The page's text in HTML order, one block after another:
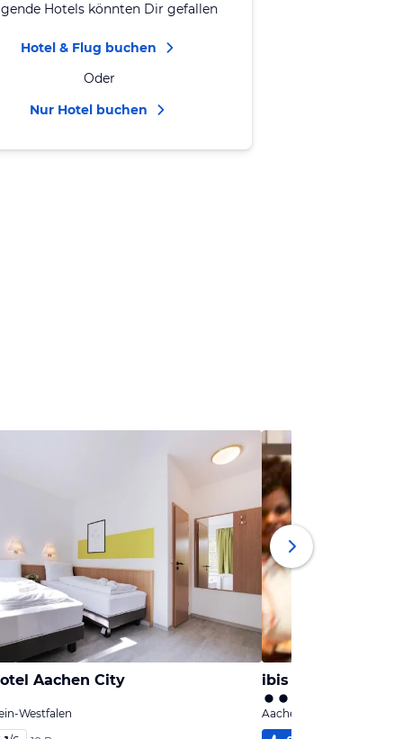
Hotels könnten Dir gefallen
Hotel & Flug buchen
Oder
Nur Hotel buchen
Aachen City
Westfalen
ibis Aachen
Aachen, Nordrhein-